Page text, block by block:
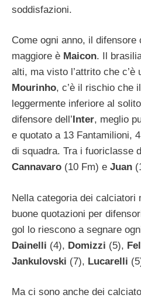
soddisfazioni.
Come ogni anno, il difensore
maggiore è Maicon. Il
alti, ma visto l’attrito che c’è
Mourinho, c’è il rischio che
leggermente inferiore al
difensore dell’Inter, meglio
e quotato a 13 Fantamilioni,
di squadra. Tra i fuoriclasse
Cannavaro (10 Fm) e Juan
Nella categoria dei calciatori
buone quotazioni per
gol lo riescono a segnare
Dainelli (4), Domizzi (5),
Jankulovski (7), Lucarelli
Ma ci sono anche dei